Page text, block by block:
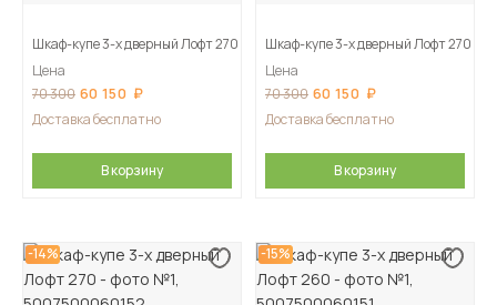
Шкаф-купе 3-х дверный Лофт 270
Цена
70 300 60 150
Доставка бесплатно
В корзину
Шкаф-купе 3-х дверный Лофт 270
Цена
70 300 60 150
Доставка бесплатно
В корзину
-14% -15%